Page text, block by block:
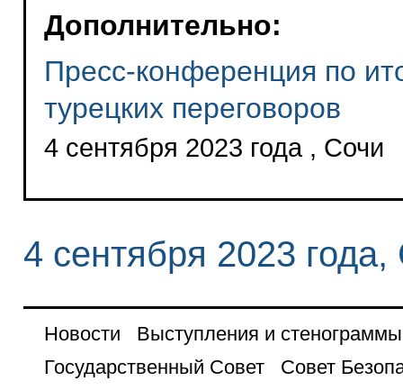
Дополнительно:
Пресс-конференция по
турецких переговоров
4 сентября 2023 года , Сочи
4 сентября 2023 года,
Новости
Выступления и стенограммы
Государственный Совет
Совет